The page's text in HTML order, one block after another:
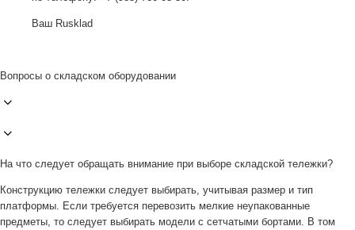
Ваш Rusklad
Вопросы о складском оборудовании
На что следует обращать внимание при выборе складской тележки?
Конструкцию тележки следует выбирать, учитывая размер и тип
платформы. Если требуется перевозить мелкие неупакованные
предметы, то следует выбирать модели с сетчатыми бортами. В том